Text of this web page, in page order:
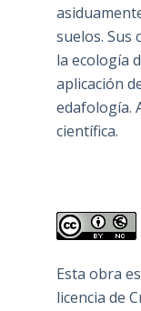
suelos. Sus
la ecología
aplicación
edafología.
científica.
Esta obra
licencia de